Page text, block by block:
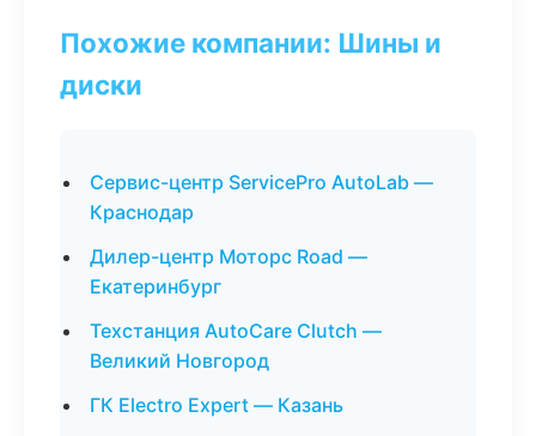
Похожие компании: Шины и
диски
Сервис-центр ServicePro AutoLab —
Краснодар
Дилер-центр Моторс Road —
Екатеринбург
Техстанция AutoCare Clutch —
Великий Новгород
ГК Electro Expert — Казань